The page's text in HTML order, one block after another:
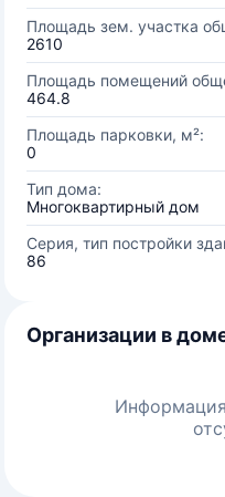
Площадь зем. участка
2610
Площадь помещений
464.8
Площадь парковки, м²:
0
Тип дома:
Многоквартирный дом
Серия, тип постройки
86
Организации в